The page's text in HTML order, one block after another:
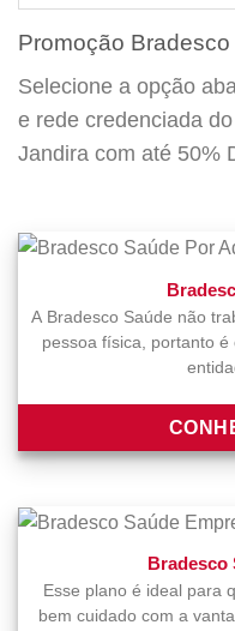
Promoção
Selecione a opção
e rede credenciada
Jandira com até 50%
A Bradesco Saúde não
pessoa física, portanto
Bradesco
Esse plano é ideal para
bem cuidado com a